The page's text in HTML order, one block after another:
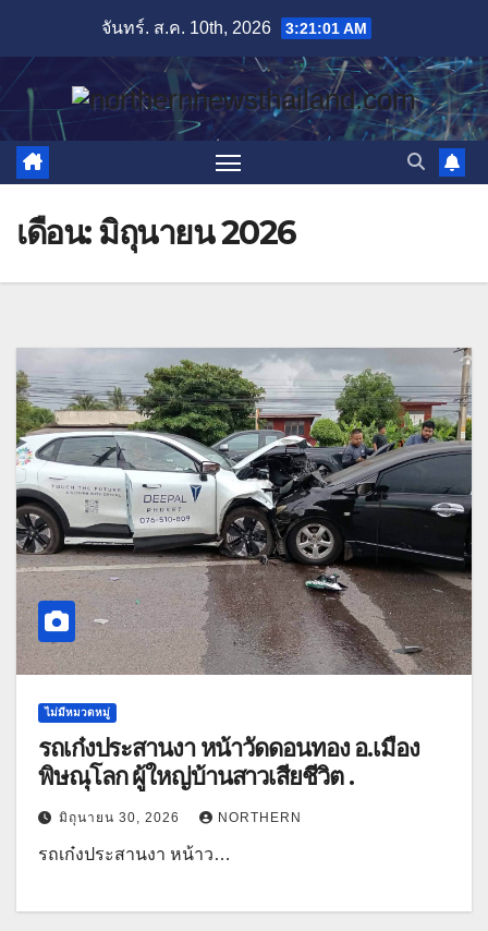
content
จันทร์. ส.ค. 10th, 2026 3:21:02 AM
เดือน:มิถุนายน 2026
ไม่มีหมวดหมู่
รถเก๋งประสานงา หน้าวัดดอนทอง อ.เมือง
พิษณุโลก ผู้ใหญ่บ้านสาวเสียชีวิต .
มิถุนายน 30, 2026 NORTHERN
รถเก๋งประสานงา หน้าว…